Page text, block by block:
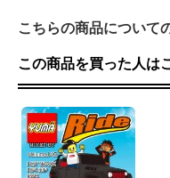
こちらの商品について
この商品を買った人は